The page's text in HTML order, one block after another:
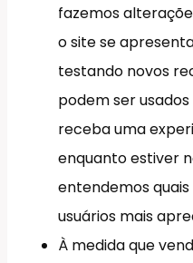
fazemos
o site se
testando novos
podem ser
receba uma
enquanto estiver
entendemos
usuários mais
À medida que